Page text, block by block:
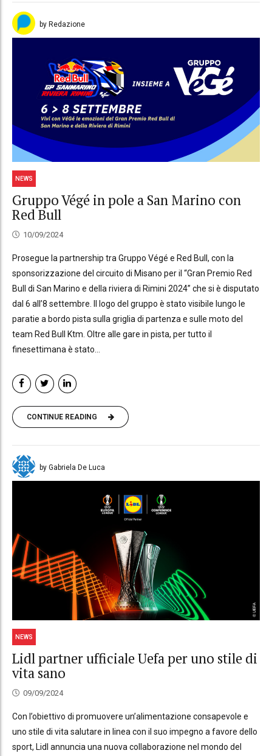
by Redazione
NEWS
Gruppo Végé in pole a San Marino con
Red Bull
10/09/2024
Prosegue la partnership tra Gruppo Végé e Red Bull, con la
sponsorizzazione del circuito di Misano per il “Gran Premio Red
Bull di San Marino e della riviera di Rimini 2024” che si è disputato
dal 6 all’8 settembre. Il logo del gruppo è stato visibile lungo le
paratie a bordo pista sulla griglia di partenza e sulle moto del
team Red Bull Ktm. Oltre alle gare in pista, per tutto il
finesettimana è stato...
CONTINUE READING
by Gabriela De Luca
NEWS
Lidl partner ufficiale Uefa per uno stile di
vita sano
09/09/2024
Con l’obiettivo di promuovere un’alimentazione consapevole e
uno stile di vita salutare in linea con il suo impegno a favore dello
sport, Lidl annuncia una nuova collaborazione nel mondo del